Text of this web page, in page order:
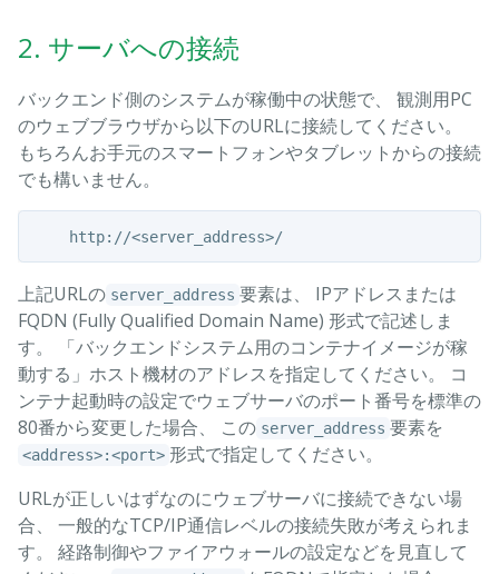
2. サーバへの接続
バックエンド側のシステムが稼働中の状態で、 観測用PC
のウェブブラウザから以下のURLに接続してください。
もちろんお手元のスマートフォンやタブレットからの接続
でも構いません。
    http://<server_address>/
上記URLの server_address 要素は、 IPアドレスまたは
FQDN (Fully Qualified Domain Name) 形式で記述しま
す。 「バックエンドシステム用のコンテナイメージが稼
動する」ホスト機材のアドレスを指定してください。 コ
ンテナ起動時の設定でウェブサーバのポート番号を標準の
80番から変更した場合、 この server_address 要素を
<address>:<port> 形式で指定してください。
URLが正しいはずなのにウェブサーバに接続できない場
合、 一般的なTCP/IP通信レベルの接続失敗が考えられま
す。 経路制御やファイアウォールの設定などを見直して